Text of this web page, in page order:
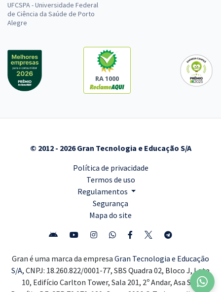
UFCSPA - Universidade Federal
de Ciência da Saúde de Porto
Alegre
RA 1000
© 2012 - 2026 Gran Tecnologia e Educação S/A
Política de privacidade
Termos de uso
Regulamentos
Segurança
Mapa do site
Gran é uma marca da empresa Gran Tecnologia e Educação
S/A, CNPJ: 18.260.822/0001-77, SBS Quadra 02, Bloco J, Lote
10, Edifício Carlton Tower, Sala 201, 2º Andar, Asa Sul,